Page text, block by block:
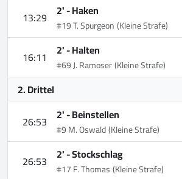
13:29 2' -Haken
#19 T. Spurgeon(Kleine Strafe)
16:11 2' -Halten
#69 J. Ramoser(Kleine Strafe)
2. Drittel
26:53 2' -Beinstellen
#9 M. Oswald(Kleine Strafe)
26:53 2' -Stockschlag
#17 F. Thomas(Kleine Strafe)